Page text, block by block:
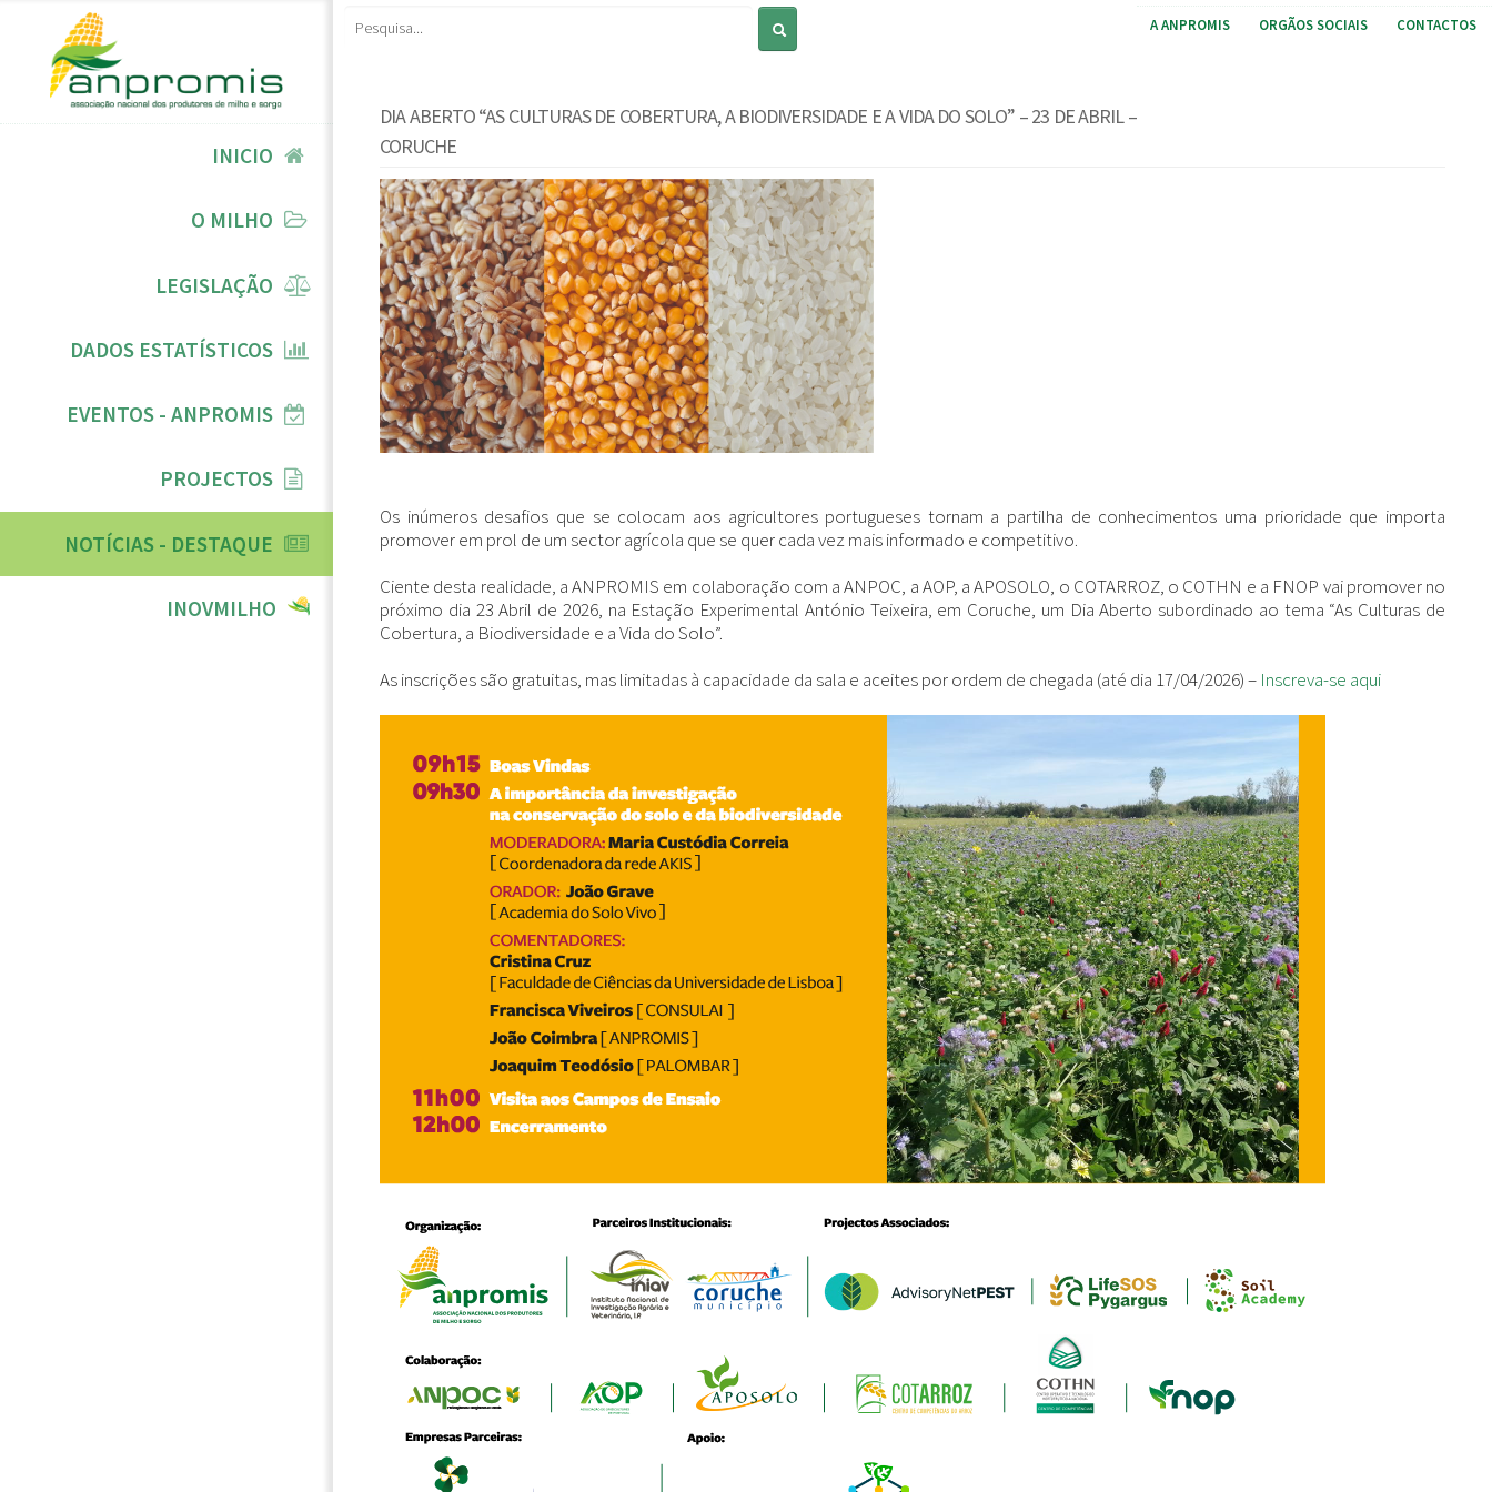
INICIO
O MILHO
LEGISLAÇÃO
DADOS ESTATÍSTICOS
EVENTOS - ANPROMIS
PROJECTOS
NOTÍCIAS - DESTAQUE
INOVMILHO
Pesquisar A ANPROMIS ORGÃOS SOCIAIS CONTACTOS
DIA ABERTO “AS CULTURAS DE COBERTURA, A BIODIVERSIDADE E A VIDA DO SOLO” – 23 DE ABRIL –
CORUCHE
Os inúmeros desafios que se colocam aos agricultores portugueses tornam a partilha de conhecimentos uma prioridade que importa
promover em prol de um sector agrícola que se quer cada vez mais informado e competitivo.
Ciente desta realidade, aANPROMIS em colaboração com aANPOC, aAOP, aAPOSOLO, o COTARROZ, o COTHN e a FNOP vai promover no
próximo dia 23 Abril de 2026, na Estação Experimental António Teixeira, em Coruche, um Dia Aberto subordinado ao tema “As Culturas de
Cobertura, a Biodiversidade e a Vida do Solo”.
As inscrições são gratuitas, mas limitadas à capacidade da sala e aceites por ordem de chegada (até dia 17/04/2026) – Inscreva-se aqui